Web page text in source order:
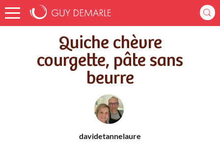
Accueil
Recettes
Quiche chèvre courgette, pâte sans beurre
Quiche chèvre
courgette, pâte sans
beurre
davidetannelaure